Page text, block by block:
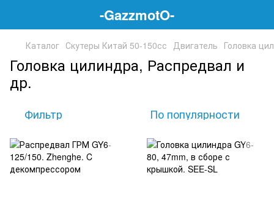
-GazzmotO-
Каталог Скутеры Китай 50-150сс Двигатель Головка
Головка цилиндра, Распредвал и
др.
Фильтр По популярности